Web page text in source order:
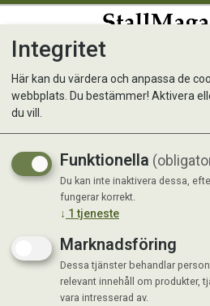
RCC Fussy
Integritet
Här kan du värdera och anpassa de
webbplats. Du bestämmer! Aktivera
du vill.
Funktionella
Du kan inte inaktivera dessa,
fungerar korrekt.
↓ 1 tjeneste
Marknadsföring
Dessa tjänster behandlar
relevant innehåll om produkter,
vara intresserad av.